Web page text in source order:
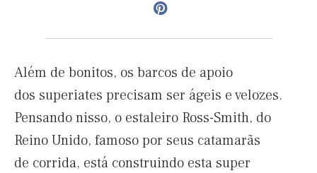
Além de bonitos, os barcos de apoio
dos superiates precisam ser ágeis e velozes.
Pensando nisso, o estaleiro Ross-Smith, do
Reino Unido, famoso por seus catamarãs
de corrida, está construindo esta super